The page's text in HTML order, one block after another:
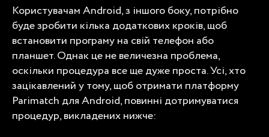
Користувачам Android, з іншого боку, потрібно
буде зробити кілька додаткових кроків, щоб
встановити програму на свій телефон або
планшет. Однак це не величезна проблема,
оскільки процедура все ще дуже проста. Усі, хто
зацікавлений у тому, щоб отримати платформу
Parimatch для Android, повинні дотримуватися
процедур, викладених нижче: